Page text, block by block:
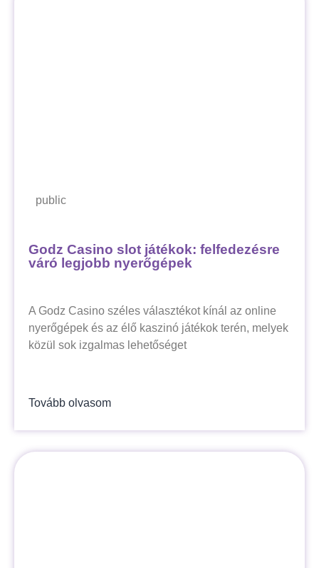
public
Godz Casino slot játékok: felfedezésre
váró legjobb nyerőgépek
A Godz Casino széles választékot kínál az online
nyerőgépek és az élő kaszinó játékok terén, melyek
közül sok izgalmas lehetőséget
Tovább olvasom